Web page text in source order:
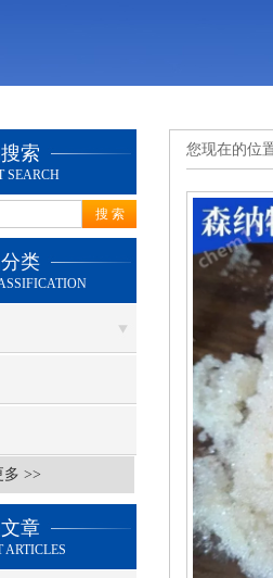
索
SEARCH
类
多 >>
章
ARTICLES
您现在的位